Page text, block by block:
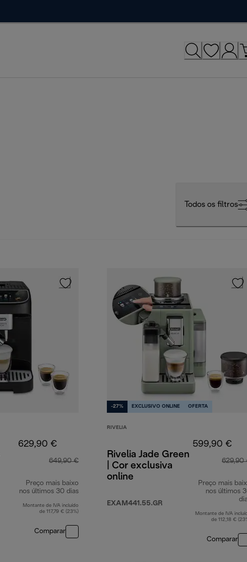
Todos os filtros
629,90 €
649,90 €
Preço mais baixo
nos últimos 30 dias
Montante de IVA incluído
de 117,79 € (23%)
Comparar
-27% EXCLUSIVO ONLINE OFERTA
RIVELIA
Rivelia Jade Green
| Cor exclusiva
online
EXAM441.55.GR
599,90 €
629,90
Preço mais
nos últimos
Montante de IVA
de 112,18 €
Comparar